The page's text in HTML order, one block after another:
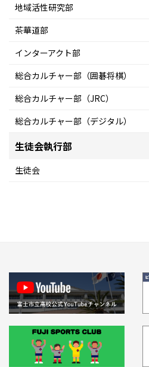
地域活性研究部
茶華道部
インターアクト部
総合カルチャー部（囲碁将棋）
総合カルチャー部（JRC）
総合カルチャー部（デジタル）
生徒会執行部
生徒会